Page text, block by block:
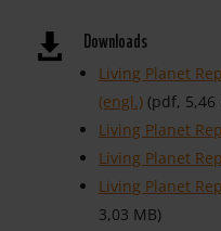
Downloads
Living Planet
(engl.) (pdf, 5,46
Living Planet
Living Planet
Living Planet
3,03 MB)